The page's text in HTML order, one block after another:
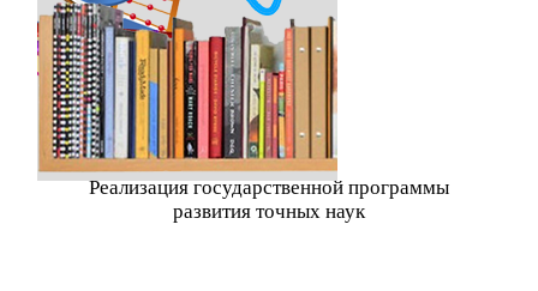
Реализация государственной программы
развития точных наук